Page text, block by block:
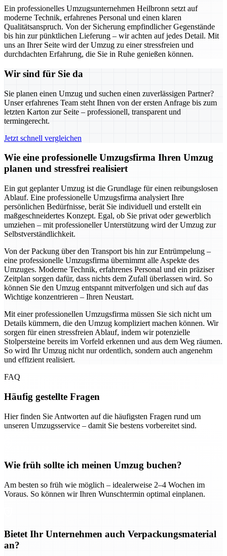
Ein professionelles Umzugsunternehmen Heilbronn setzt auf
moderne Technik, erfahrenes Personal und einen klaren
Qualitätsanspruch. Von der Sicherung empfindlicher Gegenstände
bis hin zur pünktlichen Lieferung – wir achten auf jedes Detail. Mit
uns an Ihrer Seite wird der Umzug zu einer stressfreien und
durchdachten Erfahrung, die Sie in Ruhe genießen können.
Wir sind für Sie da
Sie planen einen Umzug und suchen einen zuverlässigen Partner?
Unser erfahrenes Team steht Ihnen von der ersten Anfrage bis zum
letzten Karton zur Seite – professionell, transparent und
termingerecht.
Jetzt schnell vergleichen
Wie eine professionelle Umzugsfirma Ihren Umzug
planen und stressfrei realisiert
Ein gut geplanter Umzug ist die Grundlage für einen reibungslosen
Ablauf. Eine professionelle Umzugsfirma analysiert Ihre
persönlichen Bedürfnisse, berät Sie individuell und erstellt ein
maßgeschneidertes Konzept. Egal, ob Sie privat oder gewerblich
umziehen – mit professioneller Unterstützung wird der Umzug zur
Selbstverständlichkeit.
Von der Packung über den Transport bis hin zur Entrümpelung –
eine professionelle Umzugsfirma übernimmt alle Aspekte des
Umzuges. Moderne Technik, erfahrenes Personal und ein präziser
Zeitplan sorgen dafür, dass nichts dem Zufall überlassen wird. So
können Sie den Umzug entspannt mitverfolgen und sich auf das
Wichtige konzentrieren – Ihren Neustart.
Mit einer professionellen Umzugsfirma müssen Sie sich nicht um
Details kümmern, die den Umzug kompliziert machen können. Wir
sorgen für einen stressfreien Ablauf, indem wir potenzielle
Stolpersteine bereits im Vorfeld erkennen und aus dem Weg räumen.
So wird Ihr Umzug nicht nur ordentlich, sondern auch angenehm
und effizient realisiert.
FAQ
Häufig gestellte Fragen
Hier finden Sie Antworten auf die häufigsten Fragen rund um
unseren Umzugsservice – damit Sie bestens vorbereitet sind.
Wie früh sollte ich meinen Umzug buchen?
Am besten so früh wie möglich – idealerweise 2–4 Wochen im
Voraus. So können wir Ihren Wunschtermin optimal einplanen.
Bietet Ihr Unternehmen auch Verpackungsmaterial
an?